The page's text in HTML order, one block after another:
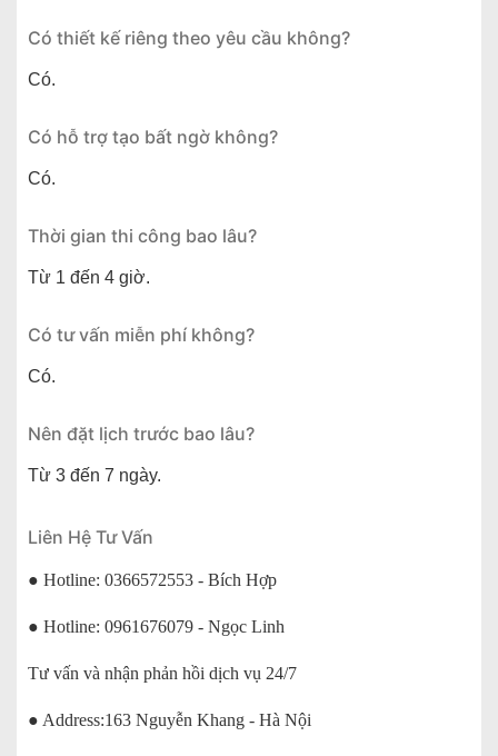
Có thiết kế riêng theo yêu cầu không?
Có.
Có hỗ trợ tạo bất ngờ không?
Có.
Thời gian thi công bao lâu?
Từ 1 đến 4 giờ.
Có tư vấn miễn phí không?
Có.
Nên đặt lịch trước bao lâu?
Từ 3 đến 7 ngày.
Liên Hệ Tư Vấn
● Hotline: 0366572553 - Bích Hợp
● Hotline: 0961676079 - Ngọc Linh
Tư vấn và nhận phản hồi dịch vụ 24/7
● Address:163 Nguyễn Khang - Hà Nội